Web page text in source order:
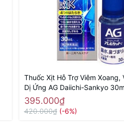
Thuốc Xịt Hỗ Trợ Viêm Xoang,
Dị Ứng AG Daiichi-Sankyo
395.000₫
420.000₫ (-6%)